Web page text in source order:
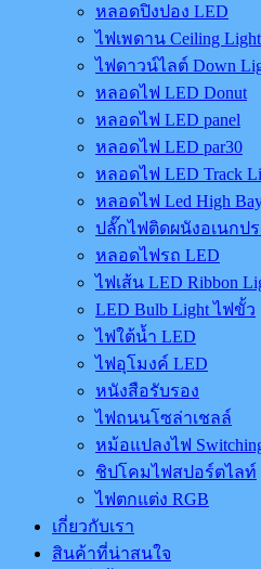
หลอดปิงปอง LED
ไฟเพดาน Ceiling
ไฟดาวน์ไลต์ Down
หลอดไฟ LED Donut
หลอดไฟ LED panel
หลอดไฟ LED par30
หลอดไฟ LED Track
หลอดไฟ Led High
ปลั๊กไฟติดผนังอเนกป
หลอดไฟรถ LED
ไฟเส้น LED Ribbon
LED Bulb Light ไฟขั้ว
ไฟใต้น้ำ LED
ไฟอุโมงค์ LED
หนังสือรับรอง
ไฟถนนโซล่าเชลล์
หม้อแปลงไฟ
ชิปโคมไฟสปอร์ตไลท์
ไฟตกแต่ง RGB
เกี่ยวกับเรา
สินค้าที่น่าสนใจ